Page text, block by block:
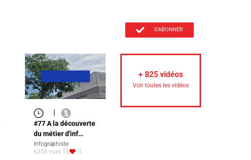
S'ABONNER
#77 A la découverte
du métier d'inf…
Infographiste
6256 vues
3
+ 825 vidéos
Voir toutes les vidéos